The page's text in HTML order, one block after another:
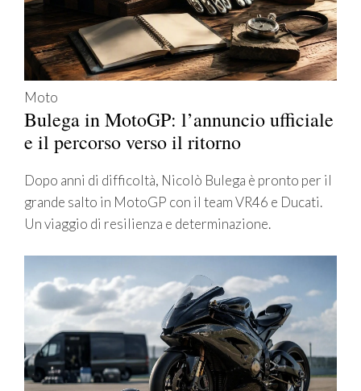
Moto
Bulega in MotoGP: l’annuncio ufficiale
e il percorso verso il ritorno
Dopo anni di difficoltà, Nicolò Bulega è pronto per il
grande salto in MotoGP con il team VR46 e Ducati.
Un viaggio di resilienza e determinazione.